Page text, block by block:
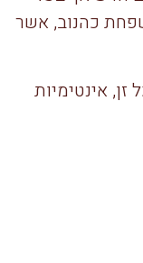
כהנוב, אשר
אינטימיות